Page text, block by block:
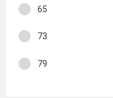
65
73
79